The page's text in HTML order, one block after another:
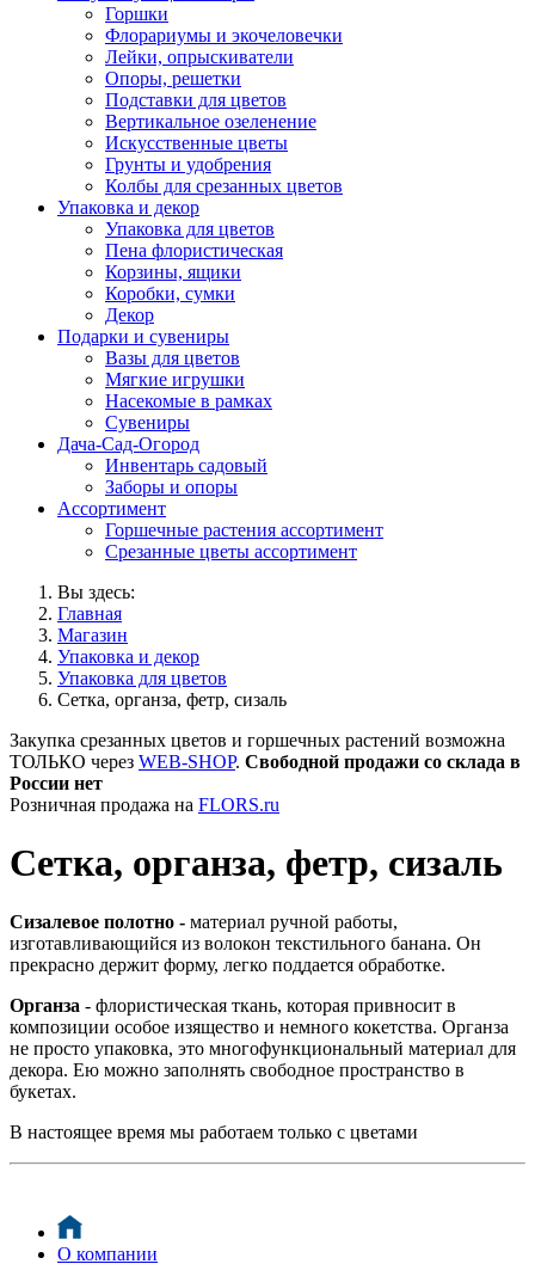
Горшки
Флорариумы и экочеловечки
Лейки, опрыскиватели
Опоры, решетки
Подставки для цветов
Вертикальное озеленение
Искусственные цветы
Грунты и удобрения
Колбы для срезанных цветов
Упаковка и декор
Упаковка для цветов
Пена флористическая
Корзины, ящики
Коробки, сумки
Декор
Подарки и сувениры
Вазы для цветов
Мягкие игрушки
Насекомые в рамках
Сувениры
Дача-Сад-Огород
Инвентарь садовый
Заборы и опоры
Ассортимент
Горшечные растения ассортимент
Срезанные цветы ассортимент
Вы здесь:
Главная
Магазин
Упаковка и декор
Упаковка для цветов
Сетка, органза, фетр, сизаль
Закупка срезанных цветов и горшечных растений возможна
ТОЛЬКО через WEB-SHOP. Свободной продажи со склада в
России нет
Розничная продажа на FLORS.ru
Сетка, органза, фетр, сизаль
Cизалевое полотно - материал ручной работы,
изготавливающийся из волокон текстильного банана. Он
прекрасно держит форму, легко поддается обработке.
Органза - флористическая ткань, которая привносит в
композиции особое изящество и немного кокетства. Органза
не просто упаковка, это многофункциональный материал для
декора. Ею можно заполнять свободное пространство в
букетах.
В настоящее время мы работаем только с цветами
О компании